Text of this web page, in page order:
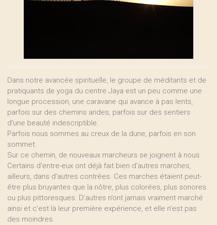
Dans notre avancée spirituelle, le groupe de méditants et de
pratiquants de yoga du centre Jaya est un peu comme une
longue procession, une caravane qui avance à pas lents,
parfois sur des chemins arides, parfois sur des sentiers
d’une beauté indescriptible.
Parfois nous sommes au creux de la dune, parfois en son
sommet.
Sur ce chemin, de nouveaux marcheurs se joignent à nous.
Certains d’entre-eux ont déjà fait bien d’autres marches,
ailleurs, dans d’autres contrées. Ces marches étaient peut-
être plus bruyantes que la nôtre, plus colorées, plus sonores
ou plus pittoresques. D’autres n’ont jamais vraiment marché
ainsi et c’est là leur première expérience, et elle n’est pas
des moindres.